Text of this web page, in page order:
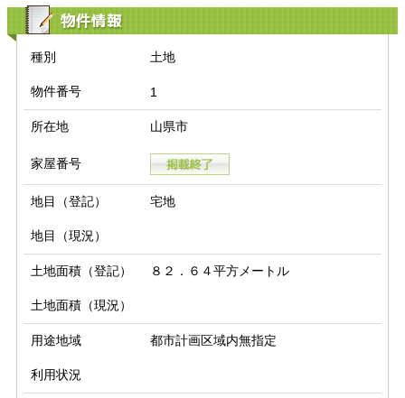
物件情報
種別 土地
物件番号 1
所在地 山県市
家屋番号
地目（登記） 宅地
地目（現況）
土地面積（登記） ８２．６４平方メートル
土地面積（現況）
用途地域 都市計画区域内無指定
利用状況